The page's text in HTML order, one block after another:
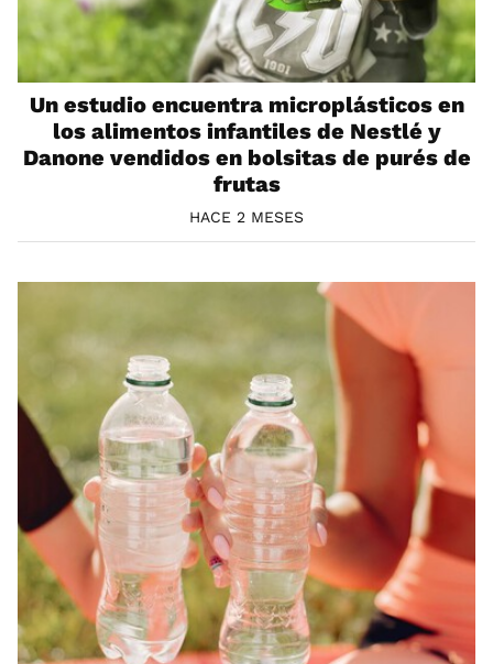
Un estudio encuentra microplásticos en
los alimentos infantiles de Nestlé y
Danone vendidos en bolsitas de purés de
frutas
HACE 2 MESES